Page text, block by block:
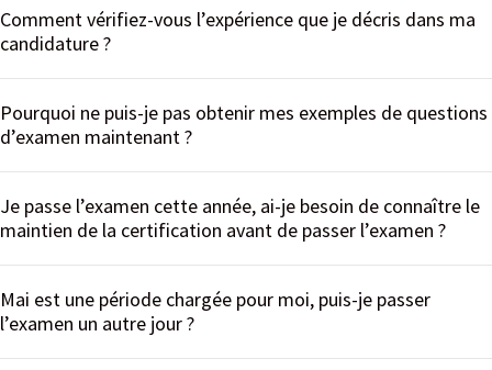
Comment vérifiez-vous l’expérience que je décris dans ma
candidature ?
Pourquoi ne puis-je pas obtenir mes exemples de questions
d’examen maintenant ?
Je passe l’examen cette année, ai-je besoin de connaître le
maintien de la certification avant de passer l’examen ?
Mai est une période chargée pour moi, puis-je passer
l’examen un autre jour ?